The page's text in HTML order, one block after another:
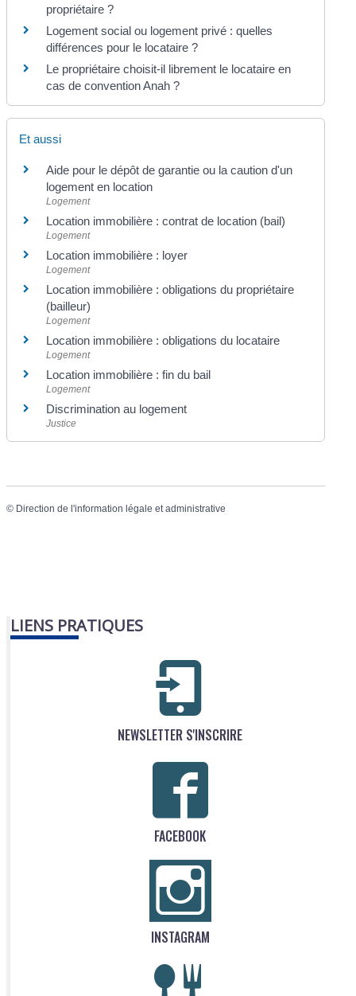
propriétaire ?
Logement social ou logement privé : quelles
différences pour le locataire ?
Le propriétaire choisit-il librement le locataire en
cas de convention Anah ?
Et aussi
Aide pour le dépôt de garantie ou la caution d'un
logement en location
Logement
Location immobilière : contrat de location (bail)
Logement
Location immobilière : loyer
Logement
Location immobilière : obligations du propriétaire
(bailleur)
Logement
Location immobilière : obligations du locataire
Logement
Location immobilière : fin du bail
Logement
Discrimination au logement
Justice
© Direction de l'information légale et administrative
LIENS PRATIQUES
NEWSLETTER S'INSCRIRE
FACEBOOK
INSTAGRAM